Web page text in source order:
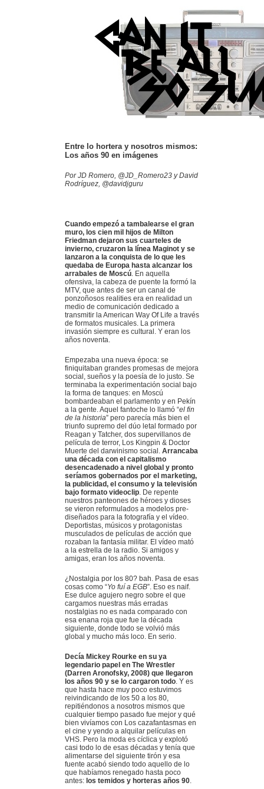
Entre lo hortera y nosotros mismos:
Los años 90 en imágenes
Por JD Romero, @JD_Romero23 y David
Rodríguez, @davidjguru
Cuando empezó a tambalearse el gran
muro, los cien mil hijos de Milton
Friedman dejaron sus cuarteles de
invierno, cruzaron la línea Maginot y se
lanzaron a la conquista de lo que les
quedaba de Europa hasta alcanzar los
arrabales de Moscú. En aquella
ofensiva, la cabeza de puente la formó la
MTV, que antes de ser un canal de
ponzoñosos realities era en realidad un
medio de comunicación dedicado a
transmitir la American Way Of Life a través
de formatos musicales. La primera
invasión siempre es cultural. Y eran los
años noventa.
Empezaba una nueva época: se
finiquitaban grandes promesas de mejora
social, sueños y la poesía de lo justo. Se
terminaba la experimentación social bajo
la forma de tanques: en Moscú
bombardeaban el parlamento y en Pekín
a la gente. Aquel fantoche lo llamó “el fin
de la historia” pero parecía más bien el
triunfo supremo del dúo letal formado por
Reagan y Tatcher, dos supervillanos de
película de terror, Los Kingpin & Doctor
Muerte del darwinismo social. Arrancaba
una década con el capitalismo
desencadenado a nivel global y pronto
seríamos gobernados por el marketing,
la publicidad, el consumo y la televisión
bajo formato videoclip. De repente
nuestros panteones de héroes y dioses
se vieron reformulados a modelos pre-
diseñados para la fotografía y el vídeo.
Deportistas, músicos y protagonistas
musculados de películas de acción que
rozaban la fantasía militar. El vídeo mató
a la estrella de la radio. Si amigos y
amigas, eran los años noventa.
¿Nostalgia por los 80? bah. Pasa de esas
cosas como “Yo fuí a EGB”. Eso es naif.
Ese dulce agujero negro sobre el que
cargamos nuestras más erradas
nostalgias no es nada comparado con
esa enana roja que fue la década
siguiente, donde todo se volvió más
global y mucho más loco. En serio.
Decía Mickey Rourke en su ya
legendario papel en The Wrestler
(Darren Aronofsky, 2008) que llegaron
los años 90 y se lo cargaron todo. Y es
que hasta hace muy poco estuvimos
reivindicando de los 50 a los 80,
repitiéndonos a nosotros mismos que
cualquier tiempo pasado fue mejor y qué
bien vivíamos con Los cazafantasmas en
el cine y yendo a alquilar películas en
VHS. Pero la moda es cíclica y explotó
casi todo lo de esas décadas y tenía que
alimentarse del siguiente tirón y esa
fuente acabó siendo todo aquello de lo
que habíamos renegado hasta poco
antes: los temidos y horteras años 90.